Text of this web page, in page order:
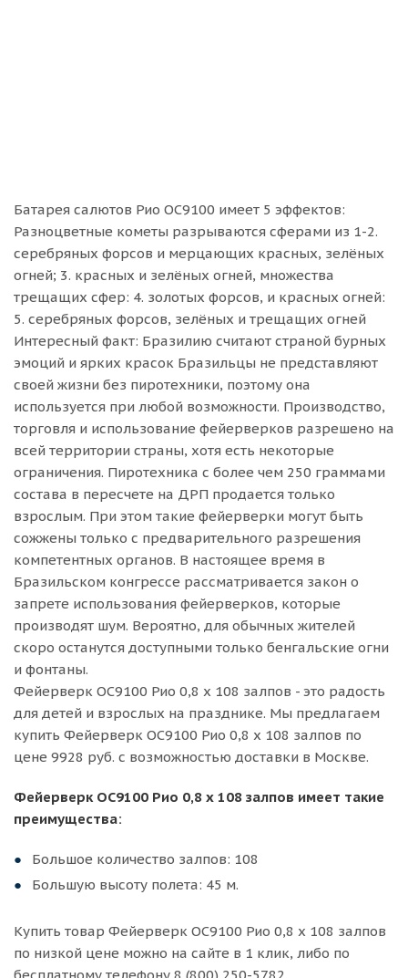
Батарея салютов Рио ОС9100 имеет 5 эффектов:
Разноцветные кометы разрываются сферами из 1-2.
серебряных форсов и мерцающих красных, зелёных
огней; 3. красных и зелёных огней, множества
трещащих сфер: 4. золотых форсов, и красных огней:
5. серебряных форсов, зелёных и трещащих огней
Интересный факт: Бразилию считают страной бурных
эмоций и ярких красок Бразильцы не представляют
своей жизни без пиротехники, поэтому она
используется при любой возможности. Производство,
торговля и использование фейерверков разрешено на
всей территории страны, хотя есть некоторые
ограничения. Пиротехника с более чем 250 граммами
состава в пересчете на ДРП продается только
взрослым. При этом такие фейерверки могут быть
сожжены только с предварительного разрешения
компетентных органов. В настоящее время в
Бразильском конгрессе рассматривается закон о
запрете использования фейерверков, которые
производят шум. Вероятно, для обычных жителей
скоро останутся доступными только бенгальские огни
и фонтаны.
Фейерверк ОС9100 Рио 0,8 х 108 залпов - это радость
для детей и взрослых на празднике. Мы предлагаем
купить Фейерверк ОС9100 Рио 0,8 х 108 залпов по
цене 9928 руб. с возможностью доставки в Москве.
Фейерверк ОС9100 Рио 0,8 х 108 залпов имеет такие
преимущества:
Большое количество залпов: 108
Большую высоту полета: 45 м.
Купить товар Фейерверк ОС9100 Рио 0,8 х 108 залпов
по низкой цене можно на сайте в 1 клик, либо по